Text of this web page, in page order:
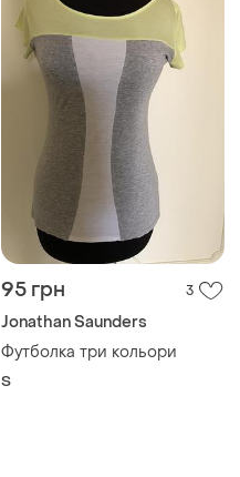
95 грн 3
Jonathan Saunders
Футболка три кольори
S